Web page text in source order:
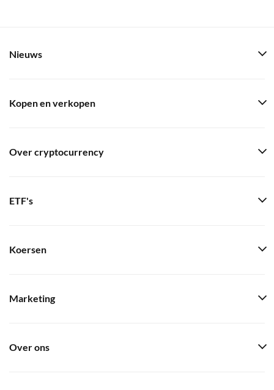
Nieuws
Kopen en verkopen
Over cryptocurrency
ETF's
Koersen
Marketing
Over ons